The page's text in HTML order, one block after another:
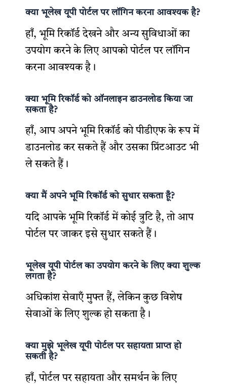
क्या भूलेख यूपी पोर्टल पर लॉगिन करना आवश्यक है?
हाँ, भूमि रिकॉर्ड देखने और अन्य सुविधाओं का
उपयोग करने के लिए आपको पोर्टल पर लॉगिन
करना आवश्यक है।
क्या भूमि रिकॉर्ड को ऑनलाइन डाउनलोड किया जा
सकता है?
हाँ, आप अपने भूमि रिकॉर्ड को पीडीएफ के रूप में
डाउनलोड कर सकते हैं और उसका प्रिंटआउट भी
ले सकते हैं।
क्या मैं अपने भूमि रिकॉर्ड को सुधार सकता हूँ?
यदि आपके भूमि रिकॉर्ड में कोई त्रुटि है, तो आप
पोर्टल पर जाकर इसे सुधार सकते हैं।
भूलेख यूपी पोर्टल का उपयोग करने के लिए क्या शुल्क
लगता है?
अधिकांश सेवाएँ मुफ्त हैं, लेकिन कुछ विशेष
सेवाओं के लिए शुल्क हो सकता है।
क्या मुझे भूलेख यूपी पोर्टल पर सहायता प्राप्त हो
सकती है?
हाँ, पोर्टल पर सहायता और समर्थन के लिए